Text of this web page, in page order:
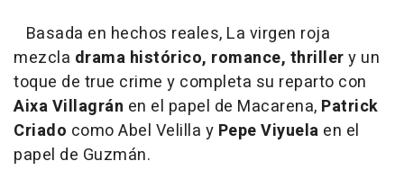
Basada en hechos reales, La virgen roja
mezcla drama histórico, romance, thrillery un
toque de true crime y completa su reparto con
Aixa Villagrán en el papel de Macarena, Patrick
Criado como Abel Velilla y Pepe Viyuela en el
papel de Guzmán.